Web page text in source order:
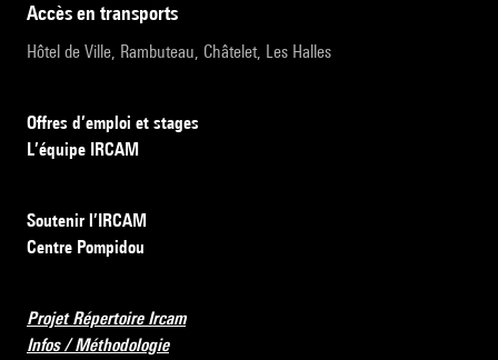
accès en transports
Hôtel de Ville, Rambuteau, Châtelet, Les Halles
Offres d’emploi et stages
L’équipe IRCAM
Soutenir l’IRCAM
Centre Pompidou
Projet Répertoire Ircam
Infos / Méthodologie